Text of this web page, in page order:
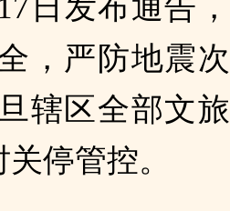
日发布通告，
，严防地震次
辖区全部文旅
停管控。